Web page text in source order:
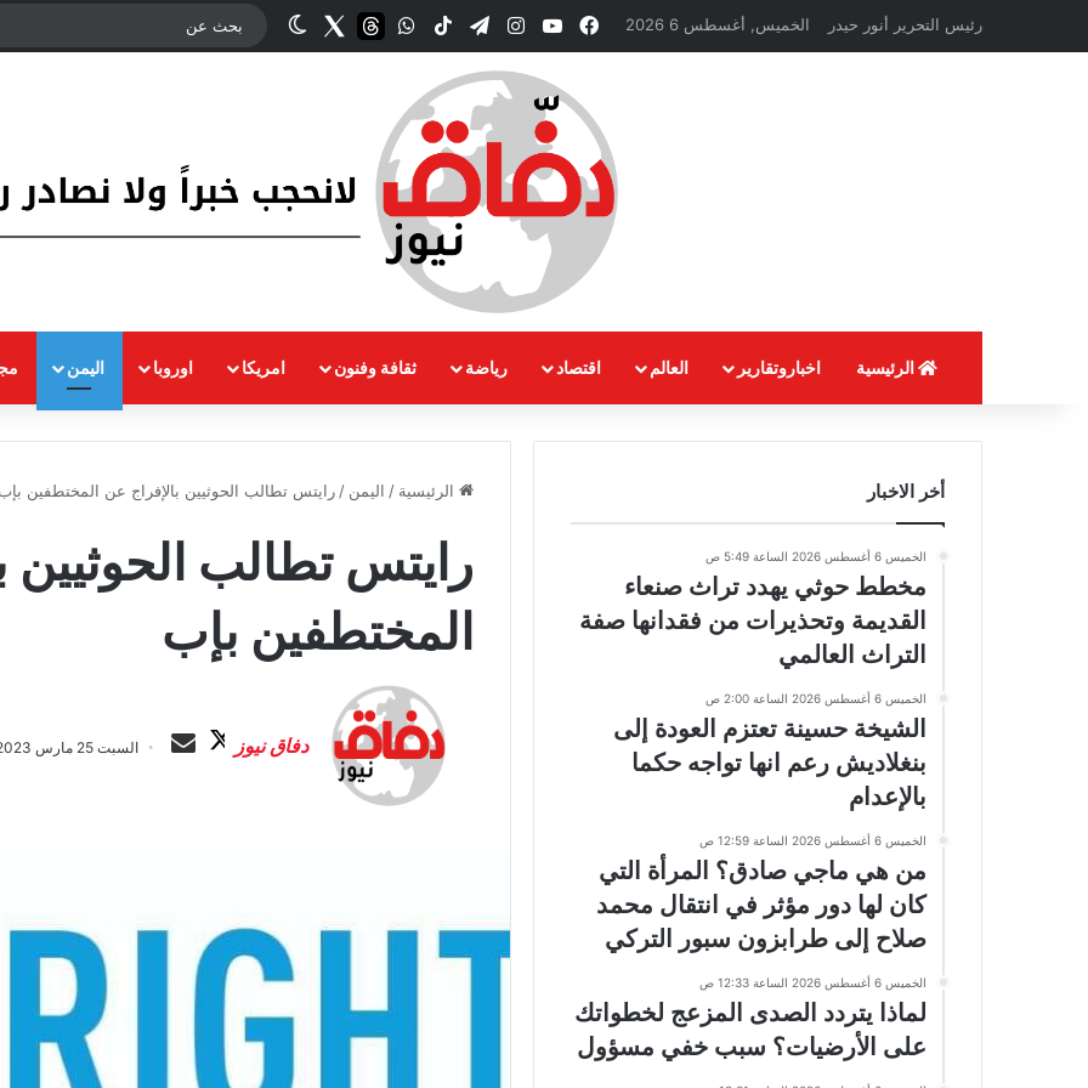
رئيس التحرير أنور حيدر الخميس, أغسطس 6 2026 فيسبوك‫YouTubeانستقرام
تيلقرام ‫TikTokواتسابthreads
Twitterالوضع المظلم
الرئيسية اخباروتقارير العالم اقتصاد رياضة ثقافة وفنون امريكا اوروبا اليمن
الرئيسية / اليمن / رايتس تطالب الحوثيين بالإفراج عن المختطفين بإب
رايتس تطالب الحوثيين
المختطفين بإب
دفاق نيوز
ا
ب
ا
السبت 25 مارس 2023 الساعة 6:51 م
أخر الاخبار
الخميس 6 أغسطس 2026 الساعة 5:49 ص
مخطط حوثي يهدد تراث صنعاء
القديمة وتحذيرات من فقدانها صفة
التراث العالمي
الخميس 6 أغسطس 2026 الساعة 2:00 ص
الشيخة حسينة تعتزم العودة إلى
بنغلاديش رعم انها تواجه حكما
بالإعدام
الخميس 6 أغسطس 2026 الساعة 12:59 ص
من هي ماجي صادق؟ المرأة التي
كان لها دور مؤثر في انتقال محمد
صلاح إلى طرابزون سبور التركي
الخميس 6 أغسطس 2026 الساعة 12:33 ص
لماذا يتردد الصدى المزعج لخطواتك
على الأرضيات؟ سبب خفي مسؤول